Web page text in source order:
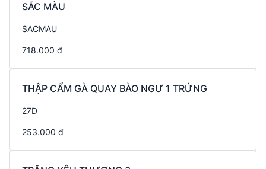
SẮC MÀU
SACMAU
718.000 đ
THẬP CẨM GÀ QUAY BÀO NGƯ 1 TRỨNG
27D
253.000 đ